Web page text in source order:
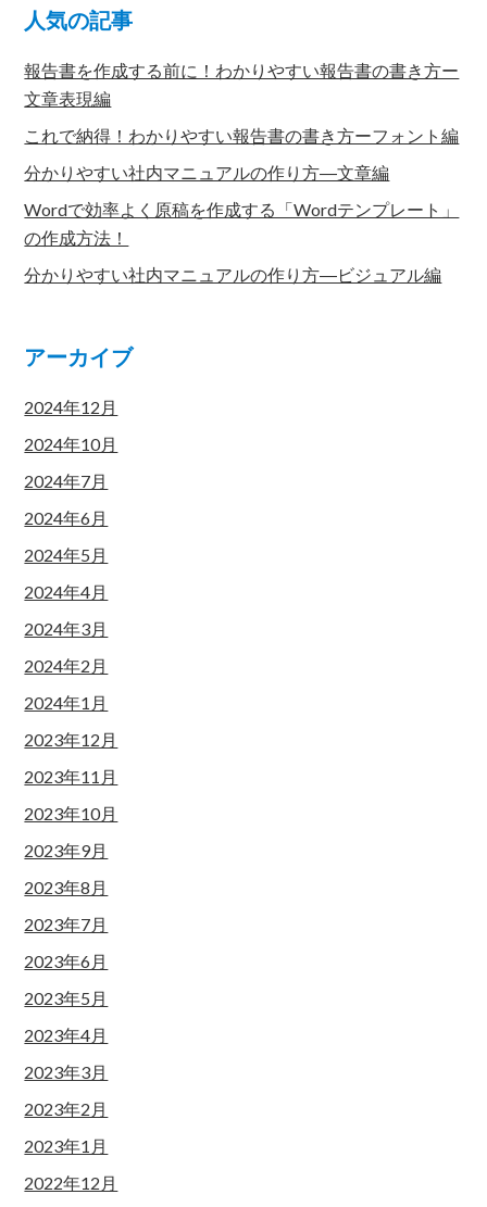
人気の記事
報告書を作成する前に！わかりやすい報告書の書き方ー
文章表現編
これで納得！わかりやすい報告書の書き方ーフォント編
分かりやすい社内マニュアルの作り方―文章編
Wordで効率よく原稿を作成する「Wordテンプレート」
の作成方法！
分かりやすい社内マニュアルの作り方―ビジュアル編
アーカイブ
2024年12月
2024年10月
2024年7月
2024年6月
2024年5月
2024年4月
2024年3月
2024年2月
2024年1月
2023年12月
2023年11月
2023年10月
2023年9月
2023年8月
2023年7月
2023年6月
2023年5月
2023年4月
2023年3月
2023年2月
2023年1月
2022年12月